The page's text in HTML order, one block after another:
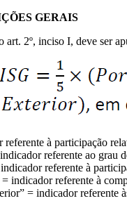
GERAIS
art. 2º, inciso I, deve ser
referente à participação
referente ao grau
referente à
indicador referente à
= indicador referente